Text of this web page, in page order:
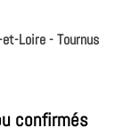
et-Loire - Tournus
confirmés